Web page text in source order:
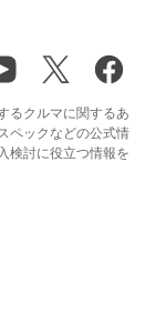
るクルマに関するあ
ペックなどの公式情
検討に役立つ情報を